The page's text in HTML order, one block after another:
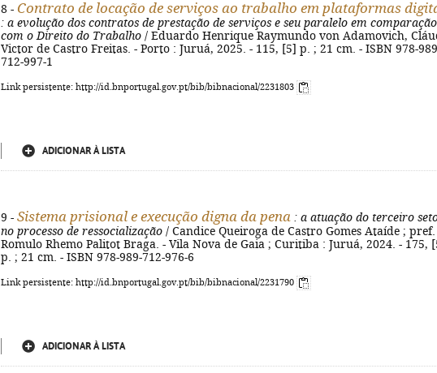
8 - Contrato de locação de serviços ao trabalho em plataformas
: a evolução dos contratos de prestação de serviços e seu paralelo em comparação
com o Direito do Trabalho / Eduardo Henrique Raymundo von Adamovich,
Victor de Castro Freitas. - Porto : Juruá, 2025. - 115, [5] p. ; 21 cm. - ISBN 978-
712-997-1
Link persistente: http://id.bnportugal.gov.pt/bib/bibnacional/2231803
ADICIONAR À LISTA
9 - Sistema prisional e execução digna da pena : a atuação do terceiro
no processo de ressocialização / Candice Queiroga de Castro Gomes Ataíde ; pref.
Romulo Rhemo Palitot Braga. - Vila Nova de Gaia ; Curitiba : Juruá, 2024. - 175,
p. ; 21 cm. - ISBN 978-989-712-976-6
Link persistente: http://id.bnportugal.gov.pt/bib/bibnacional/2231790
ADICIONAR À LISTA